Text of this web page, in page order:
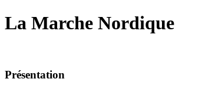
La Marche Nordique
Présentation